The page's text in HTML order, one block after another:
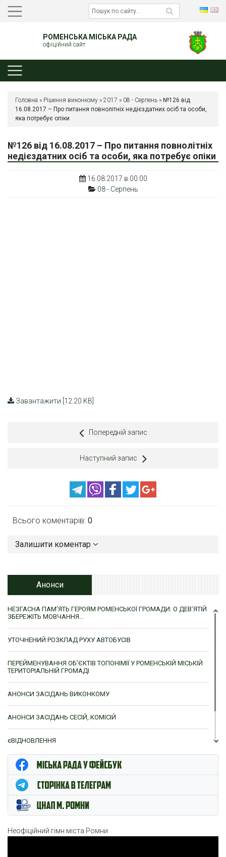
РОМЕНСЬКА МІСЬКА РАДА
офіційний сайт
Головна » Рішення виконкому » 2017 » 08 - Серпень » №126 від
16.08.2017 – Про питання повнолітніх недієздатних осіб та особи,
яка потребує опіки
№126 від 16.08.2017 – Про питання повнолітніх
недієздатних осіб та особи, яка потребує опіки
16.08.2017 в 00:00
08 - Серпень
Завантажити [12.20 KB]
Попередній запис
Наступний запис
Всього коментарів: 0
Залишити коментар
Анонси
НЕЗГАСНА ПАМ’ЯТЬ ГЕРОЯМ РОМЕНСЬКОЇ ГРОМАДИ: О ДЕВ’ЯТІЙ
ЗБЕРЕЖІТЬ МОВЧАННЯ…
УТОЧНЕНИЙ РОЗКЛАД РУХУ АВТОБУСІВ
ПЕРЕЙМЕНУВАННЯ ОБ’ЄКТІВ ТОПОНІМІЇ У РОМЕНСЬКІЙ МІСЬКІЙ
ТЕРИТОРІАЛЬНІЙ ГРОМАДІ
АНОНСИ ЗАСІДАНЬ ВИКОНКОМУ
АНОНСИ ЗАСІДАНЬ СЕСІЙ, КОМІСІЙ
єВІДНОВЛЕННЯ
ЦНАП м. Ромни
Неофіційний гімн міста Ромни